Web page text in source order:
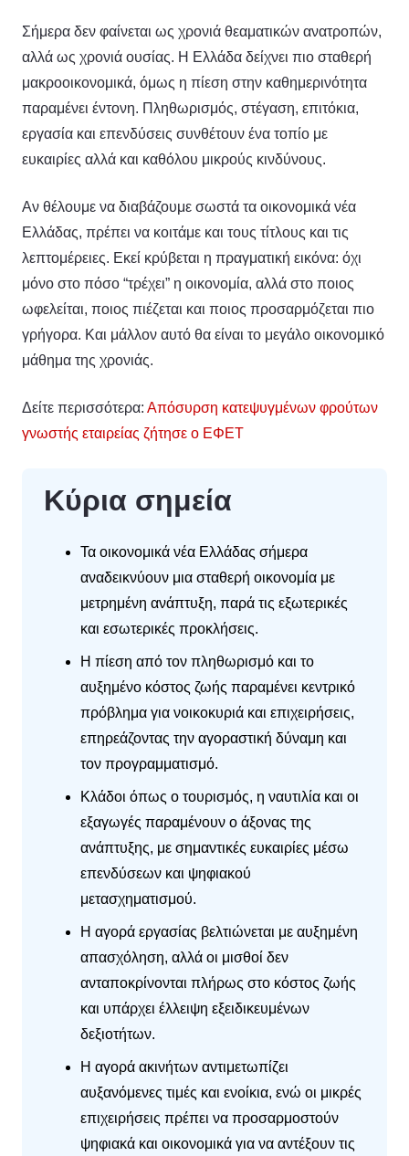
Σήμερα δεν φαίνεται ως χρονιά θεαματικών ανατροπών,
αλλά ως χρονιά ουσίας. Η Ελλάδα δείχνει πιο σταθερή
μακροοικονομικά, όμως η πίεση στην καθημερινότητα
παραμένει έντονη. Πληθωρισμός, στέγαση, επιτόκια,
εργασία και επενδύσεις συνθέτουν ένα τοπίο με
ευκαιρίες αλλά και καθόλου μικρούς κινδύνους.
Αν θέλουμε να διαβάζουμε σωστά τα οικονομικά νέα
Ελλάδας, πρέπει να κοιτάμε και τους τίτλους και τις
λεπτομέρειες. Εκεί κρύβεται η πραγματική εικόνα: όχι
μόνο στο πόσο “τρέχει” η οικονομία, αλλά στο ποιος
ωφελείται, ποιος πιέζεται και ποιος προσαρμόζεται πιο
γρήγορα. Και μάλλον αυτό θα είναι το μεγάλο οικονομικό
μάθημα της χρονιάς.
Δείτε περισσότερα: Απόσυρση κατεψυγμένων φρούτων
γνωστής εταιρείας ζήτησε ο ΕΦΕΤ
Κύρια σημεία
Τα οικονομικά νέα Ελλάδας σήμερα
αναδεικνύουν μια σταθερή οικονομία με
μετρημένη ανάπτυξη, παρά τις εξωτερικές
και εσωτερικές προκλήσεις.
Η πίεση από τον πληθωρισμό και το
αυξημένο κόστος ζωής παραμένει κεντρικό
πρόβλημα για νοικοκυριά και επιχειρήσεις,
επηρεάζοντας την αγοραστική δύναμη και
τον προγραμματισμό.
Κλάδοι όπως ο τουρισμός, η ναυτιλία και οι
εξαγωγές παραμένουν ο άξονας της
ανάπτυξης, με σημαντικές ευκαιρίες μέσω
επενδύσεων και ψηφιακού
μετασχηματισμού.
Η αγορά εργασίας βελτιώνεται με αυξημένη
απασχόληση, αλλά οι μισθοί δεν
ανταποκρίνονται πλήρως στο κόστος ζωής
και υπάρχει έλλειψη εξειδικευμένων
δεξιοτήτων.
Η αγορά ακινήτων αντιμετωπίζει
αυξανόμενες τιμές και ενοίκια, ενώ οι μικρές
επιχειρήσεις πρέπει να προσαρμοστούν
ψηφιακά και οικονομικά για να αντέξουν τις